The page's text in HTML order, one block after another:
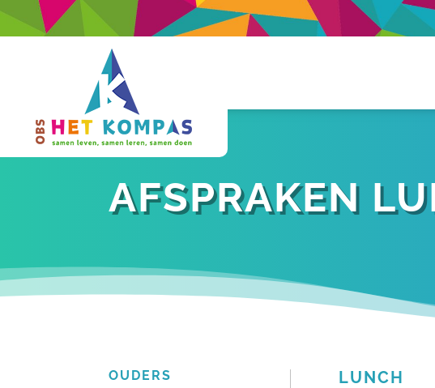
AFSPRAKEN
OUDERS LUNCH